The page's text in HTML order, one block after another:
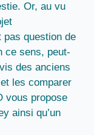
Or, au vu
pas question de
ce sens, peut-
des anciens
les comparer
vous propose
ainsi qu’un